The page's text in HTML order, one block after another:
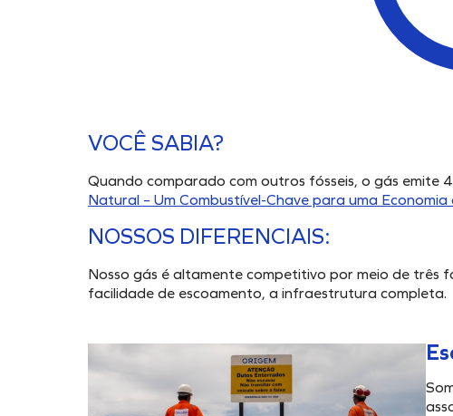
VOCÊ SABIA?
Quando comparado com outros fósseis, o gás emite
Natural – Um Combustível-Chave para uma
NOSSOS DIFERENCIAIS:
Nosso gás é altamente competitivo por meio de três
facilidade de escoamento, a infraestrutura completa.